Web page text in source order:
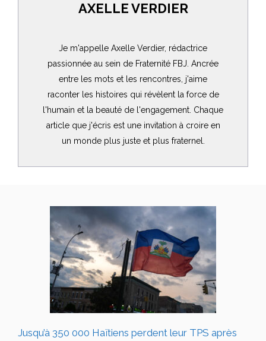
AXELLE VERDIER
Je m'appelle Axelle Verdier, rédactrice
passionnée au sein de Fraternité FBJ. Ancrée
entre les mots et les rencontres, j'aime
raconter les histoires qui révèlent la force de
l'humain et la beauté de l'engagement. Chaque
article que j'écris est une invitation à croire en
un monde plus juste et plus fraternel.
Jusqu’à 350 000 Haïtiens perdent leur TPS après